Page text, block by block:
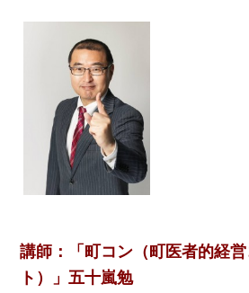
講師：「町コン（町医者的経
ト）」五十嵐勉